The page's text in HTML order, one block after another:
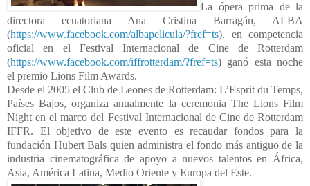
La ópera prima de la
directora ecuatoriana Ana Cristina Barragán, ALBA
(https://www.facebook.com/albapelicula/?fref=ts), en competencia
oficial en el Festival Internacional de Cine de Rotterdam
(https://www.facebook.com/iffrotterdam/?fref=ts) ganó esta noche
el premio Lions Film Awards.
Desde el 2005 el Club de Leones de Rotterdam: L’Esprit du Temps,
Países Bajos, organiza anualmente la ceremonia The Lions Film
Night en el marco del Festival Internacional de Cine de Rotterdam
IFFR. El objetivo de este evento es recaudar fondos para la
fundación Hubert Bals quien administra el fondo más antiguo de la
industria cinematográfica de apoyo a nuevos talentos en África,
Asia, América Latina, Medio Oriente y Europa del Este.